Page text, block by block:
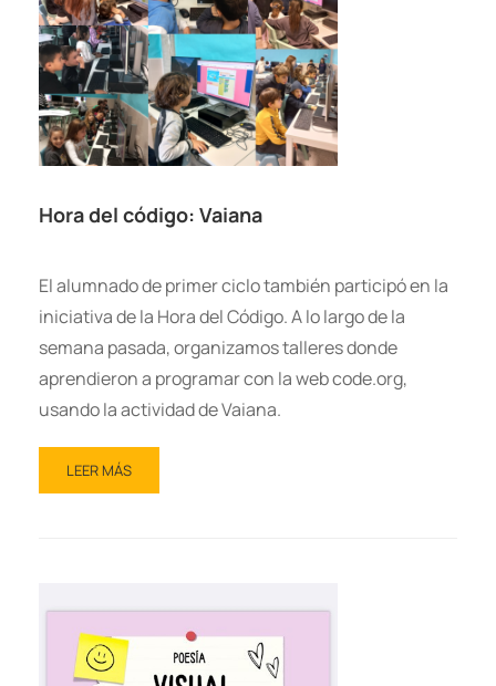
Hora del código: Vaiana
El alumnado de primer ciclo también participó en la
iniciativa de la Hora del Código. A lo largo de la
semana pasada, organizamos talleres donde
aprendieron a programar con la web code.org,
usando la actividad de Vaiana.
LEER MÁS